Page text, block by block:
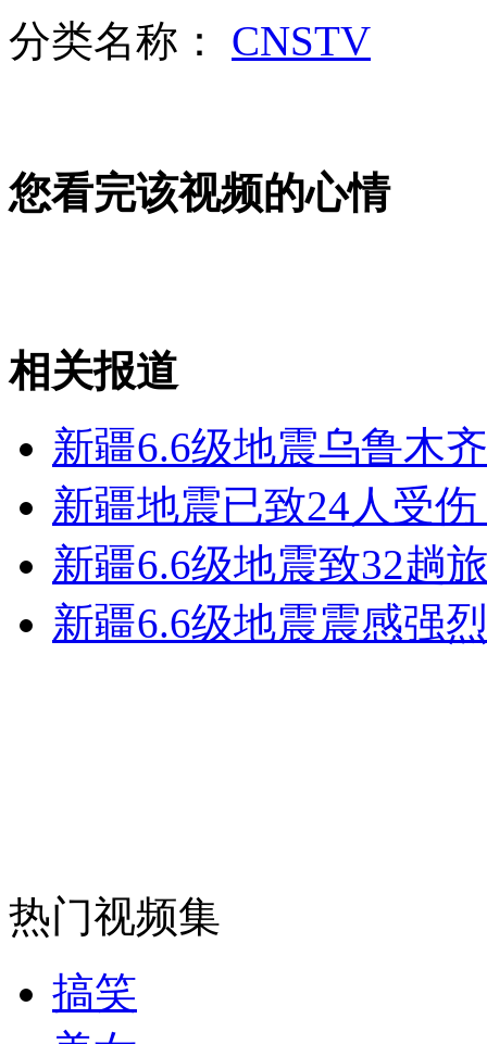
无痛分娩是否安全 医生回应
安徽一实载49人客车翻车
走！跟着总书记去植树
消防员救轻生者 花炮节热闹非凡 减压"枕头大战"
分类名称： CNSTV
您看完该视频的心情
相关报道
新疆6.6级地震乌鲁木
新疆地震已致24人受
新疆6.6级地震致32趟
新疆6.6级地震震感强
热门视频集
搞笑